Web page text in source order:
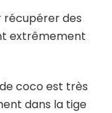
récupérer des
extrêmement
de coco est très
dans la tige